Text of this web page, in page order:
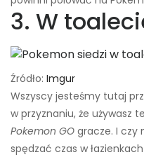
3. W
Źródło: Imgur
Wszyscy jesteśmy tutaj
w przyznaniu, że używasz
Pokemon GO gracze. I czy
spędzać czas w